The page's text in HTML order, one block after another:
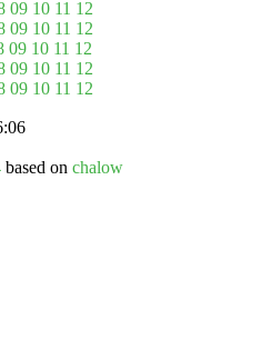
09 10 11 12
09 10 11 12
09 10 11 12
09 10 11 12
09 10 11 12
based on chalow